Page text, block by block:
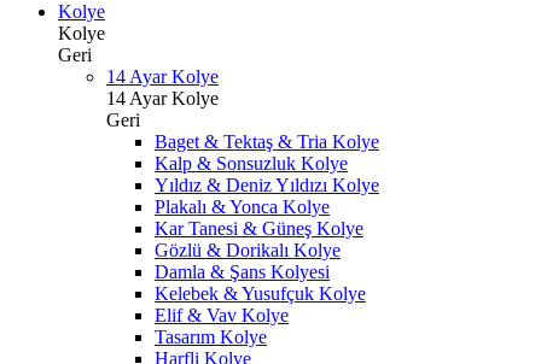
Kolye
Kolye
Geri
14 Ayar Kolye
14 Ayar Kolye
Geri
Baget & Tektaş & Tria Kolye
Kalp & Sonsuzluk Kolye
Yıldız & Deniz Yıldızı Kolye
Plakalı & Yonca Kolye
Kar Tanesi & Güneş Kolye
Gözlü & Dorikalı Kolye
Damla & Şans Kolyesi
Kelebek & Yusufçuk Kolye
Elif & Vav Kolye
Tasarım Kolye
Harfli Kolye